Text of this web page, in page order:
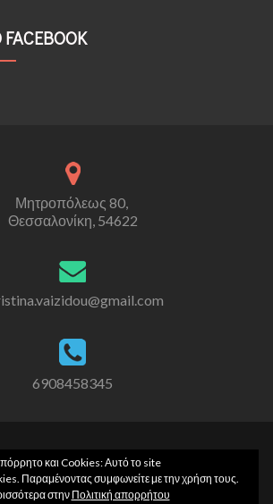
Μητροπόλεως 80,
Θεσσαλονίκη, 54622
6908458345
Σύνδεσμος
Facebook
Σύνδεσμος
Instagram
και Coοkies: Αυτό το site
Παραμένοντας συμφωνείτε με την χρήση τους.
στηνΠολιτική απορρήτου